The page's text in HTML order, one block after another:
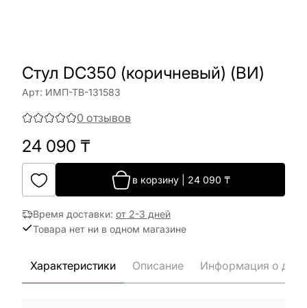
Стул DC350 (коричневый) (ВИ)
Арт: ИМП-ТВ-131583
0 отзывов
24 090 ₸
в корзину 24 090 ₸
Время доставки: от 2-3 дней
Товара нет ни в одном магазине
Характеристики Описание Информация о